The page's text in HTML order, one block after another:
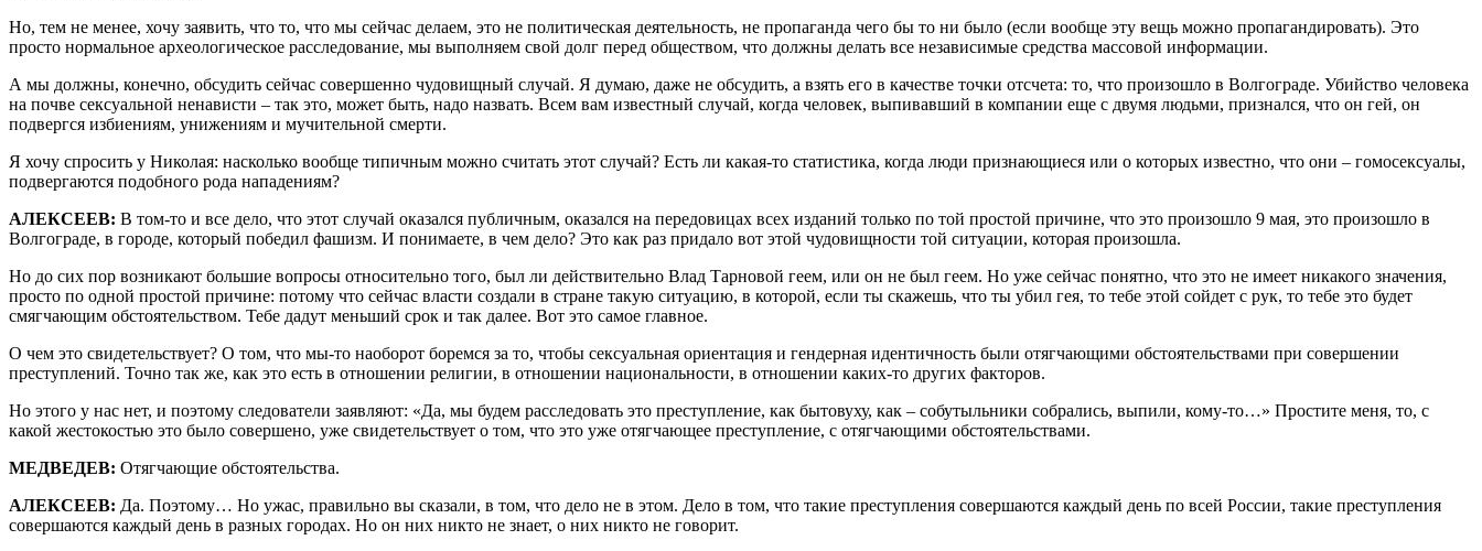
Но, тем не менее, хочу заявить, что то, что мы сейчас делаем, это не политическая деятельность, не пропаганда чего бы то ни было (если вообще эту вещь можно пропагандировать). Это
просто нормальное археологическое расследование, мы выполняем свой долг перед обществом, что должны делать все независимые средства массовой информации.
А мы должны, конечно, обсудить сейчас совершенно чудовищный случай. Я думаю, даже не обсудить, а взять его в качестве точки отсчета: то, что произошло в Волгограде. Убийство человека
на почве сексуальной ненависти – так это, может быть, надо назвать. Всем вам известный случай, когда человек, выпивавший в компании еще с двумя людьми, признался, что он гей, он
подвергся избиениям, унижениям и мучительной смерти.
Я хочу спросить у Николая: насколько вообще типичным можно считать этот случай? Есть ли какая-то статистика, когда люди признающиеся или о которых известно, что они – гомосексуалы,
подвергаются подобного рода нападениям?
АЛЕКСЕЕВ: В том-то и все дело, что этот случай оказался публичным, оказался на передовицах всех изданий только по той простой причине, что это произошло 9 мая, это произошло в
Волгограде, в городе, который победил фашизм. И понимаете, в чем дело? Это как раз придало вот этой чудовищности той ситуации, которая произошла.
Но до сих пор возникают большие вопросы относительно того, был ли действительно Влад Тарновой геем, или он не был геем. Но уже сейчас понятно, что это не имеет никакого значения,
просто по одной простой причине: потому что сейчас власти создали в стране такую ситуацию, в которой, если ты скажешь, что ты убил гея, то тебе этой сойдет с рук, то тебе это будет
смягчающим обстоятельством. Тебе дадут меньший срок и так далее. Вот это самое главное.
О чем это свидетельствует? О том, что мы-то наоборот боремся за то, чтобы сексуальная ориентация и гендерная идентичность были отягчающими обстоятельствами при совершении
преступлений. Точно так же, как это есть в отношении религии, в отношении национальности, в отношении каких-то других факторов.
Но этого у нас нет, и поэтому следователи заявляют: «Да, мы будем расследовать это преступление, как бытовуху, как – собутыльники собрались, выпили, кому-то…» Простите меня, то, с
какой жестокостью это было совершено, уже свидетельствует о том, что это уже отягчающее преступление, с отягчающими обстоятельствами.
МЕДВЕДЕВ: Отягчающие обстоятельства.
АЛЕКСЕЕВ: Да. Поэтому… Но ужас, правильно вы сказали, в том, что дело не в этом. Дело в том, что такие преступления совершаются каждый день по всей России, такие преступления
совершаются каждый день в разных городах. Но он них никто не знает, о них никто не говорит.